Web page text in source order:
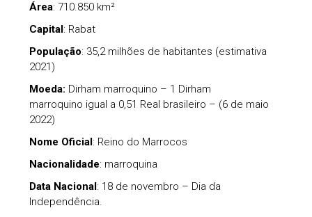
Área: 710.850 km²
Capital: Rabat
População: 35,2 milhões de habitantes (estimativa
2021)
Moeda: Dirham marroquino – 1 Dirham
marroquino igual a 0,51 Real brasileiro – (6 de maio
2022)
Nome Oficial: Reino do Marrocos
Nacionalidade: marroquina
Data Nacional: 18 de novembro – Dia da
Independência.